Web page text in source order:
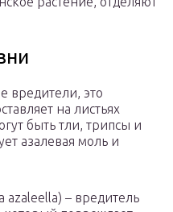
вредители, это
на листьях
быть тли, трипсы и
азалевая моль и
azaleella) – вредитель